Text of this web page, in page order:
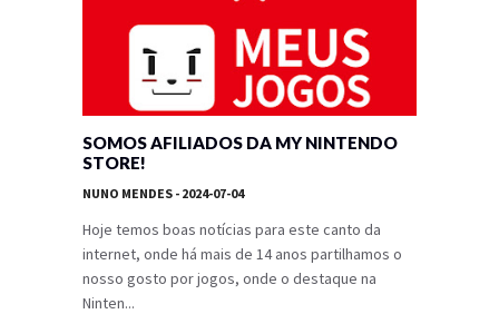
SOMOS AFILIADOS DA MY NINTENDO
STORE!
NUNO MENDES - 2024-07-04
Hoje temos boas notícias para este canto da
internet, onde há mais de 14 anos partilhamos o
nosso gosto por jogos, onde o destaque na
Ninten...